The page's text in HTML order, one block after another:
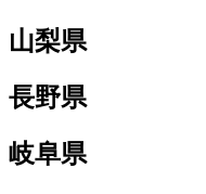
山梨県
長野県
岐阜県